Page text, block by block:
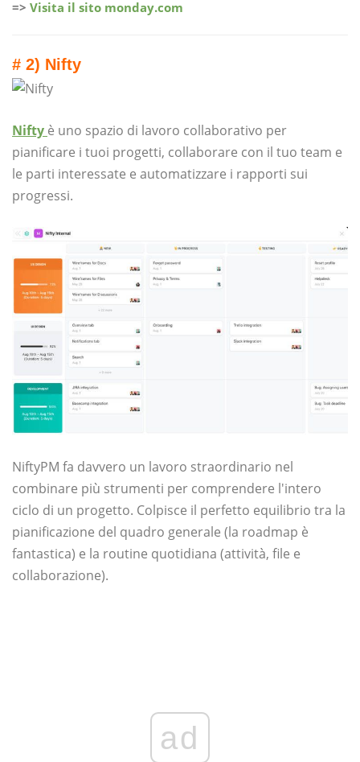
=> Visita il sito monday.com
# 2) Nifty
Nifty è uno spazio di lavoro collaborativo per
pianificare i tuoi progetti, collaborare con il tuo team e
le parti interessate e automatizzare i rapporti sui
progressi.
NiftyPM fa davvero un lavoro straordinario nel
combinare più strumenti per comprendere l'intero
ciclo di un progetto. Colpisce il perfetto equilibrio tra la
pianificazione del quadro generale (la roadmap è
fantastica) e la routine quotidiana (attività, file e
collaborazione).
ad